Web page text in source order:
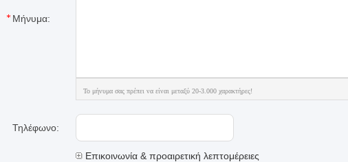
Μήνυμα:
Το μήνυμα σας πρέπει να είναι μεταξύ 20-3.000 χαρακτήρες!
Τηλέφωνο:
Επικοινωνία & προαιρετική λεπτομέρειες